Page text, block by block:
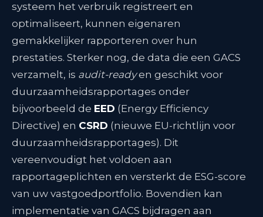
systeem het verbruik registreert en
optimaliseert, kunnen eigenaren
gemakkelijker rapporteren over hun
prestaties. Sterker nog, de data die een GACS
verzamelt, is audit-ready en geschikt voor
duurzaamheidsrapportages onder
bijvoorbeeld de EED (Energy Efficiency
Directive) en CSRD (nieuwe EU-richtlijn voor
duurzaamheidsrapportages). Dit
vereenvoudigt het voldoen aan
rapportageplichten en versterkt de ESG-score
van uw vastgoedportfolio. Bovendien kan
implementatie van GACS bijdragen aan